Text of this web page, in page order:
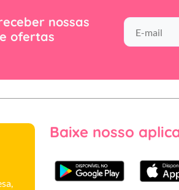
nossas
ofertas
Baixe nosso